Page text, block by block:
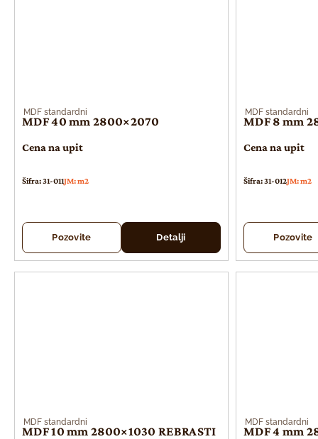
MDF standardni
MDF 40 mm 2800×2070
Cena na upit
Šifra: 31-011JM: m2
Pozovite Detalji
MDF standardni
MDF 8 mm
Cena na upit
Šifra: 31-012JM: m2
Pozovite
MDF standardni
MDF 10 mm 2800×1030 REBRASTI
MDF standardni
MDF 4 mm